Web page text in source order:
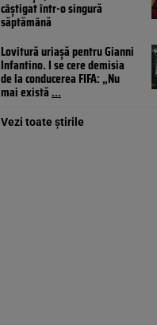
câștigat într-o singură
săptămână
Lovitură uriașă pentru Gianni
Infantino. I se cere demisia
de la conducerea FIFA: „Nu
mai există...
Vezi toate știrile